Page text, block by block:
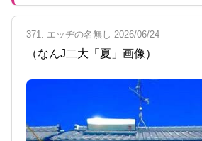
371. エッヂの名無し 2026/06/24
（なんJ二大「夏」画像）